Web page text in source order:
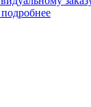
подробнее